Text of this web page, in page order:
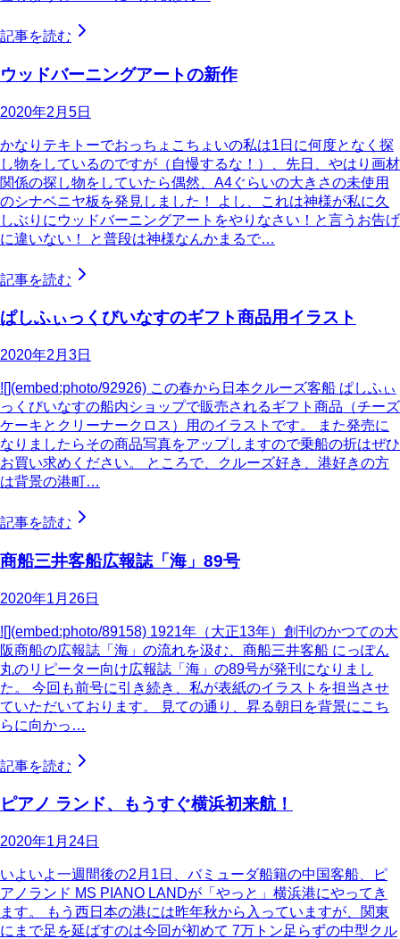
記事を読む
ウッドバーニングアートの新作
2020年2月5日
かなりテキトーでおっちょこちょいの私は1日に何度となく探
し物をしているのですが（自慢するな！）、先日、やはり画材
関係の探し物をしていたら偶然、A4ぐらいの大きさの未使用
のシナベニヤ板を発見しました！ よし、これは神様が私に久
しぶりにウッドバーニングアートをやりなさい！と言うお告げ
に違いない！ と普段は神様なんかまるで…
記事を読む
ぱしふぃっくびいなすのギフト商品用イラスト
2020年2月3日
![](embed:photo/92926) この春から日本クルーズ客船 ぱしふぃ
っくびいなすの船内ショップで販売されるギフト商品（チーズ
ケーキとクリーナークロス）用のイラストです。 また発売に
なりましたらその商品写真をアップしますので乗船の折はぜひ
お買い求めください。 ところで、クルーズ好き、港好きの方
は背景の港町…
記事を読む
商船三井客船広報誌「海」89号
2020年1月26日
![](embed:photo/89158) 1921年（大正13年）創刊のかつての大
阪商船の広報誌「海」の流れを汲む、商船三井客船 にっぽん
丸のリピーター向け広報誌「海」の89号が発刊になりまし
た。 今回も前号に引き続き、私が表紙のイラストを担当させ
ていただいております。 見ての通り、昇る朝日を背景にこち
らに向かっ…
記事を読む
ピアノ ランド、もうすぐ横浜初来航！
2020年1月24日
いよいよ一週間後の2月1日、バミューダ船籍の中国客船、ピ
アノランド MS PIANO LANDが「やっと」横浜港にやってき
ます。 もう西日本の港には昨年秋から入っていますが、関東
にまで足を延ばすのは今回が初めて 7万トン足らずの中型クル